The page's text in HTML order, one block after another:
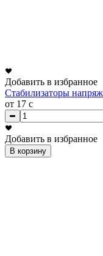
Добавить в избранное
Стабилизаторы
от 17 c
Добавить в избранное
В корзину